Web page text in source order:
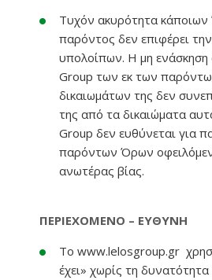
Τυχόν ακυρότητα
παρόντος δεν επιφέρει
υπολοίπων. Η μη
Group των εκ των
δικαιωμάτων της δεν
της από τα δικαιώματα
Group δεν ευθύνεται για
παρόντων Όρων
ανωτέρας βίας.
ΠΕΡΙΕΧΟΜΕΝΟ – ΕΥΘΥΝΗ
Το www.lelosgroup.gr
έχει» χωρίς τη